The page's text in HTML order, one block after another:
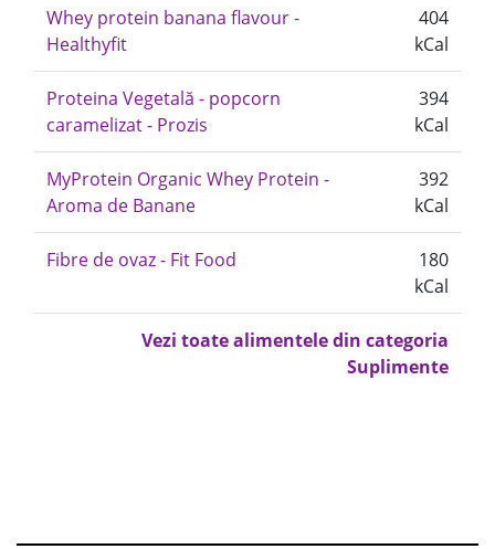
Whey protein banana flavour -
Healthyfit
404
kCal
Proteina Vegetală - popcorn
caramelizat - Prozis
394
kCal
MyProtein Organic Whey Protein -
Aroma de Banane
392
kCal
Fibre de ovaz - Fit Food
180
kCal
Vezi toate alimentele din categoria
Suplimente